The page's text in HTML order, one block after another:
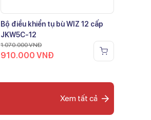
Bộ điều khiển tụ bù WIZ 12 cấp
JKW5C-12
1.070.000VNĐ
910.000VNĐ
Xem tất cả